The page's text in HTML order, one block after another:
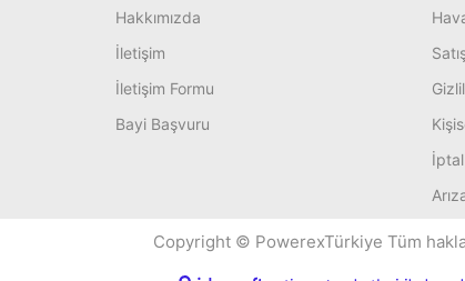
Hakkımızda
İletişim
İletişim Formu
Bayi Başvuru
Copyright © PowerexTürkiye Tüm